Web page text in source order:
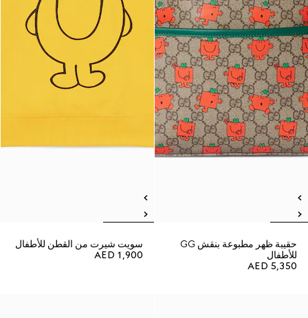
حقيبة ظهر مطبوعة بنقش GG
للأطفال
AED 5,350
سويت شيرت من القطن للأطفال
AED 1,900